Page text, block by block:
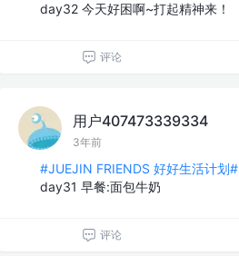
day32 今天好困啊~打起精神来！
评论
用户407473339334
3年前
#JUEJIN FRIENDS 好好生活计划#
day31 早餐:面包牛奶
评论